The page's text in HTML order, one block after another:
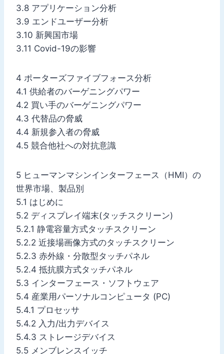
3.8 アプリケーション分析
3.9 エンドユーザー分析
3.10 新興国市場
3.11 Covid-19の影響
4 ポーターズファイブフォース分析
4.1 供給者のバーゲニングパワー
4.2 買い手のバーゲニングパワー
4.3 代替品の脅威
4.4 新規参入者の脅威
4.5 競合他社への対抗意識
5 ヒューマンマシンインターフェース（HMI）の
世界市場、製品別
5.1 はじめに
5.2 ディスプレイ端末(タッチスクリーン)
5.2.1 静電容量方式タッチスクリーン
5.2.2 近接場画像方式のタッチスクリーン
5.2.3 赤外線・分散型タッチパネル
5.2.4 抵抗膜方式タッチパネル
5.3 インターフェース・ソフトウェア
5.4 産業用パーソナルコンピュータ (PC)
5.4.1 プロセッサ
5.4.2 入力/出力デバイス
5.4.3 ストレージデバイス
5.5 メンブレンスイッチ